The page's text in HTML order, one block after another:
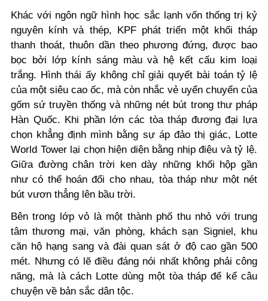
Khác với ngôn ngữ hình học sắc lạnh vốn thống trị kỷ
nguyên kính và thép, KPF phát triển một khối tháp
thanh thoát, thuôn dần theo phương đứng, được bao
bọc bởi lớp kính sáng màu và hệ kết cấu kim loại
trắng. Hình thái ấy không chỉ giải quyết bài toán tỷ lệ
của một siêu cao ốc, mà còn nhắc vẻ uyển chuyển của
gốm sứ truyền thống và những nét bút trong thư pháp
Hàn Quốc. Khi phần lớn các tòa tháp đương đại lựa
chọn khẳng định mình bằng sự áp đảo thị giác, Lotte
World Tower lại chọn hiện diện bằng nhịp điệu và tỷ lệ.
Giữa đường chân trời ken dày những khối hộp gần
như có thể hoán đổi cho nhau, tòa tháp như một nét
bút vươn thẳng lên bầu trời.
Bên trong lớp vỏ là một thành phố thu nhỏ với trung
tâm thương mại, văn phòng, khách sạn Signiel, khu
căn hộ hạng sang và đài quan sát ở độ cao gần 500
mét. Nhưng có lẽ điều đáng nói nhất không phải công
năng, mà là cách Lotte dùng một tòa tháp để kể câu
chuyện về bản sắc dân tộc.